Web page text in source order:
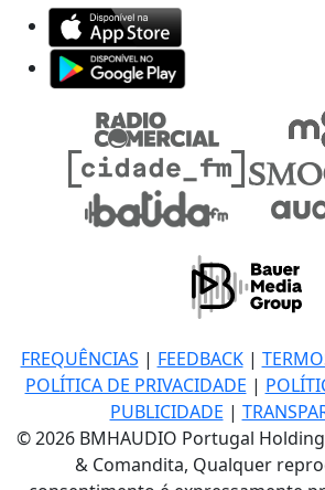
FREQUÊNCIAS | FEEDBACK|
POLÍTICA DE PRIVACIDADE |
PUBLICIDADE |
© 2026 BMHAUDIO Portugal
& Comandita, Qualquer